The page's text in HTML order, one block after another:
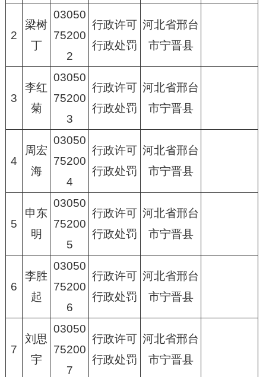
2
梁树
丁
03050
75200
2
行政许可
行政处罚
河北省邢台
市宁晋县
3
李红
菊
03050
75200
3
行政许可
行政处罚
河北省邢台
市宁晋县
4
周宏
海
03050
75200
4
行政许可
行政处罚
河北省邢台
市宁晋县
5
申东
明
03050
75200
5
行政许可
行政处罚
河北省邢台
市宁晋县
6
李胜
起
03050
75200
6
行政许可
行政处罚
河北省邢台
市宁晋县
7
刘思
宇
03050
75200
7
行政许可
行政处罚
河北省邢台
市宁晋县